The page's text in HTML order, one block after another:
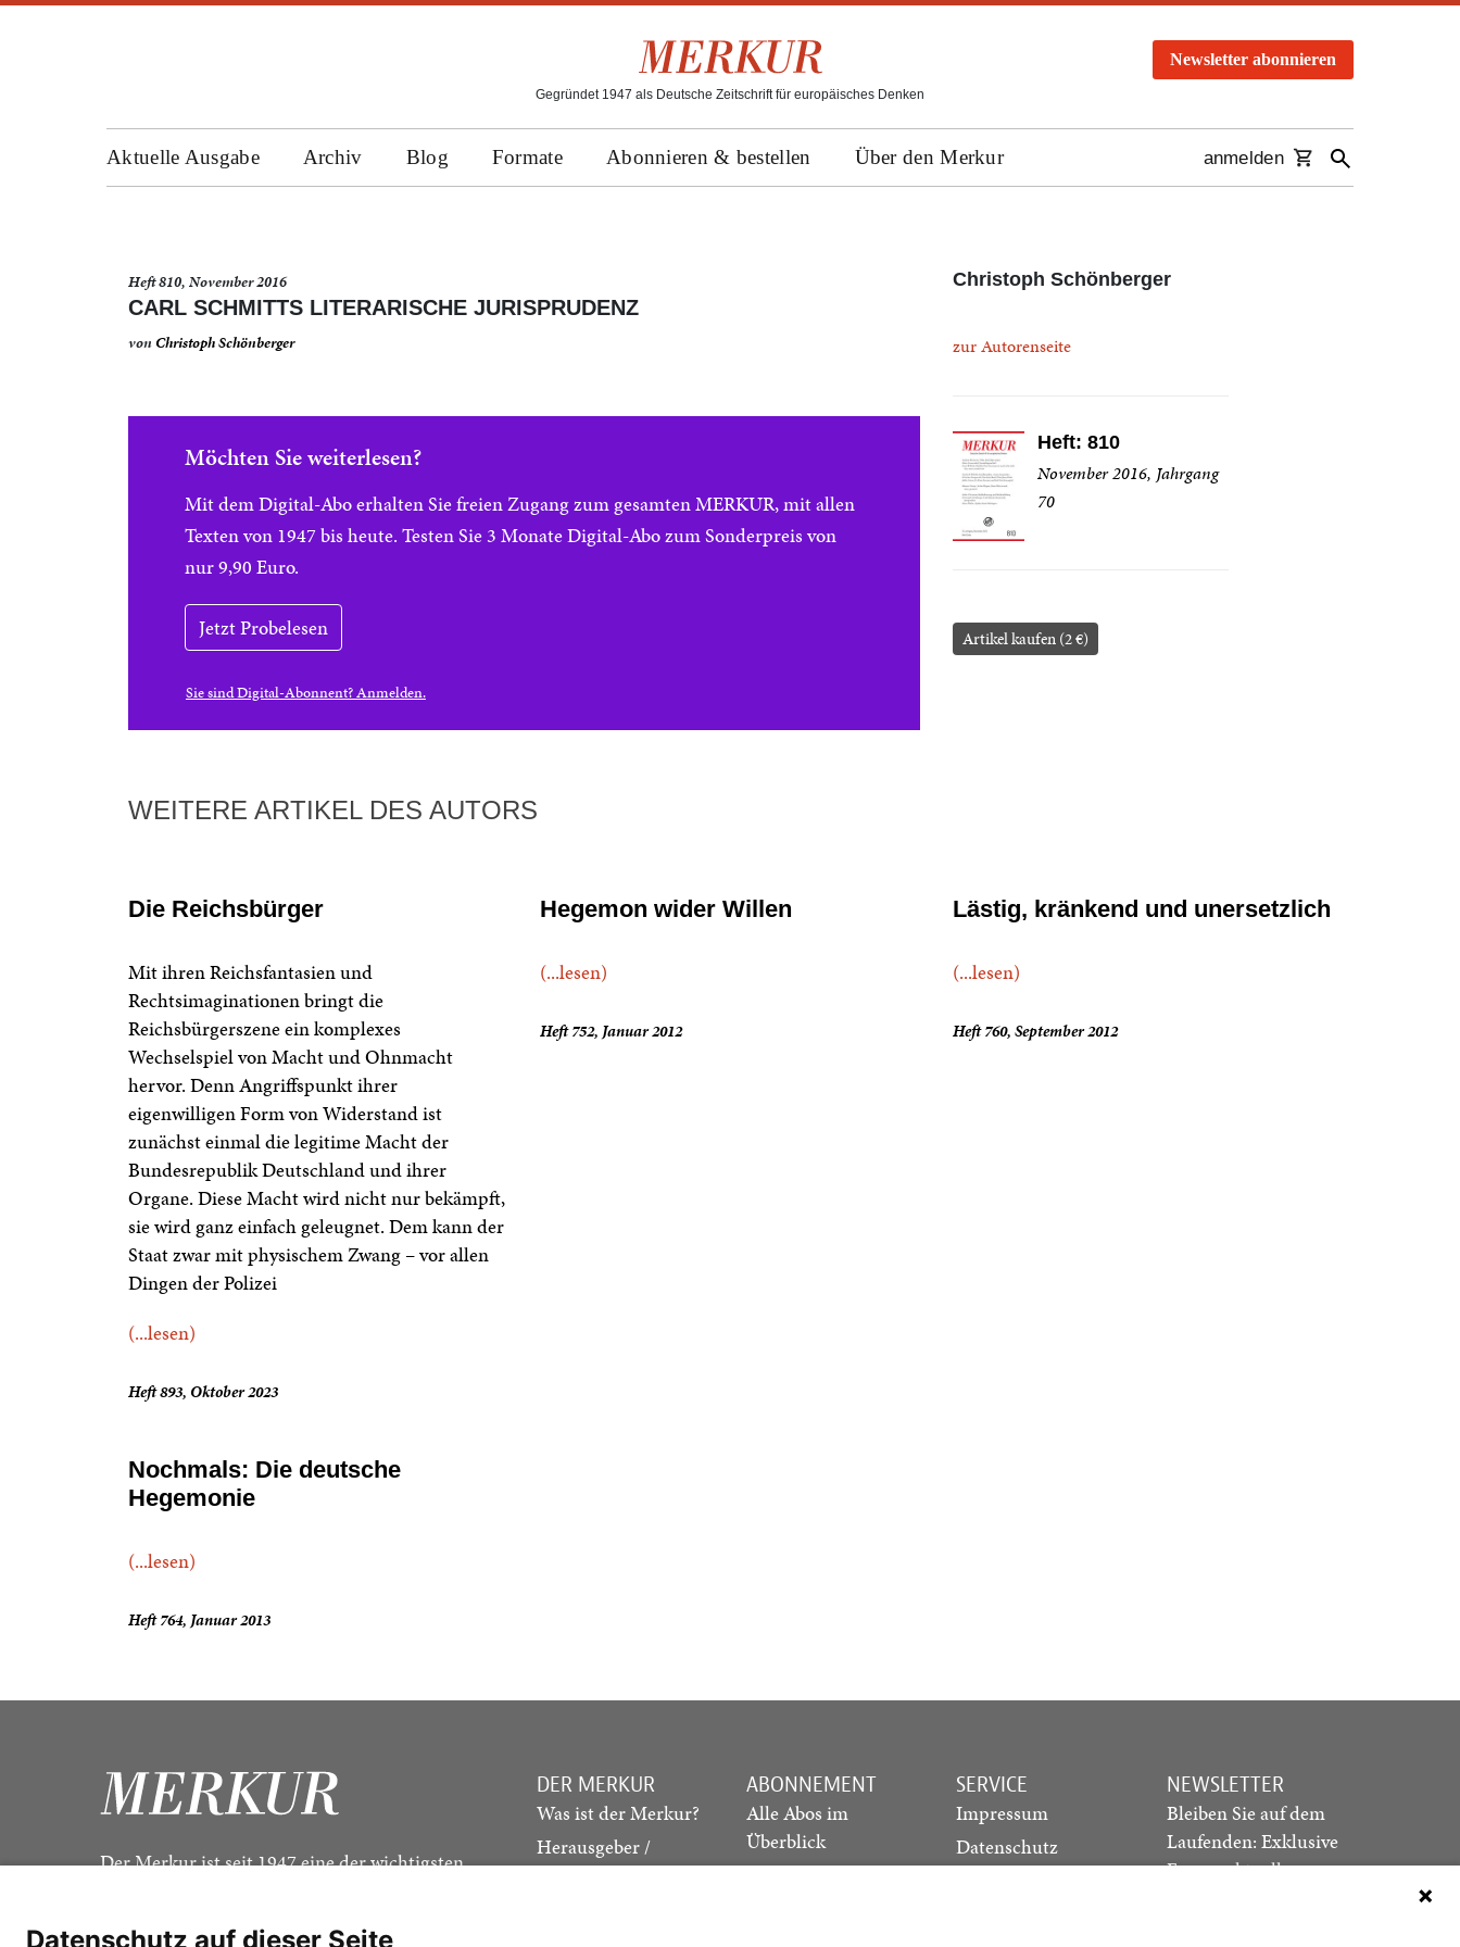
Gegründet 1947 als Deutsche Zeitschrift für europäisches Denken
Newsletter abonnieren
Aktuelle Ausgabe Archiv Blog Formate Abonnieren & bestellen Über den Merkur anmelden
Heft 810, November 2016
CARL SCHMITTS LITERARISCHE JURISPRUDENZ
vonChristoph Schönberger
Möchten Sie weiterlesen?
Mit dem Digital-Abo erhalten Sie freien Zugang zum gesamten MERKUR, mit allen
Texten von 1947 bis heute. Testen Sie 3 Monate Digital-Abo zum Sonderpreis von
nur 9,90 Euro.
Jetzt Probelesen
Sie sind Digital-Abonnent? Anmelden.
Christoph Schönberger
zur Autorenseite
Heft: 810
November 2016, Jahrgang
70
Artikel kaufen (2 €)
WEITERE ARTIKEL DES AUTORS
Die Reichsbürger
Mit ihren Reichsfantasien und
Rechtsimaginationen bringt die
Reichsbürgerszene ein komplexes
Wechselspiel von Macht und Ohnmacht
hervor. Denn Angriffspunkt ihrer
eigenwilligen Form von Widerstand ist
zunächst einmal die legitime Macht der
Bundesrepublik Deutschland und ihrer
Organe. Diese Macht wird nicht nur bekämpft,
sie wird ganz einfach geleugnet. Dem kann der
Staat zwar mit physischem Zwang – vor allen
Dingen der Polizei
(...lesen)
Heft 893, Oktober 2023
Hegemon wider Willen
(...lesen)
Heft 752, Januar 2012
Lästig, kränkend und unersetzlich
(...lesen)
Heft 760, September 2012
Nochmals: Die deutsche
Hegemonie
(...lesen)
Heft 764, Januar 2013
Der Merkur ist seit 1947 eine der wichtigsten
DER MERKUR
Was ist der Merkur?
Herausgeber /
Redaktion
ABONNEMENT
Alle Abos im
Überblick
Print-Abo
SERVICE
Impressum
Datenschutz
NEWSLETTER
Bleiben Sie auf dem
Laufenden: Exklusive
Essays, aktuelle
Datenschutz auf dieser Seite